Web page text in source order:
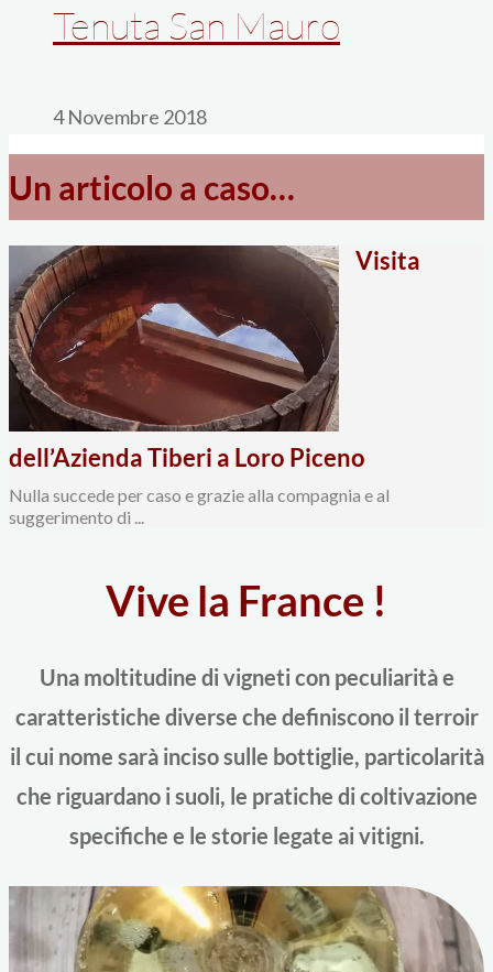
Tenuta San Mauro
4 Novembre 2018
Un articolo a caso…
Visita
dell’Azienda Tiberi a Loro Piceno
Nulla succede per caso e grazie alla compagnia e al
suggerimento di ...
Vive la France !
Una moltitudine di vigneti con peculiarità e
caratteristiche diverse che definiscono il terroir
il cui nome sarà inciso sulle bottiglie, particolarità
che riguardano i suoli, le pratiche di coltivazione
specifiche e le storie legate ai vitigni.